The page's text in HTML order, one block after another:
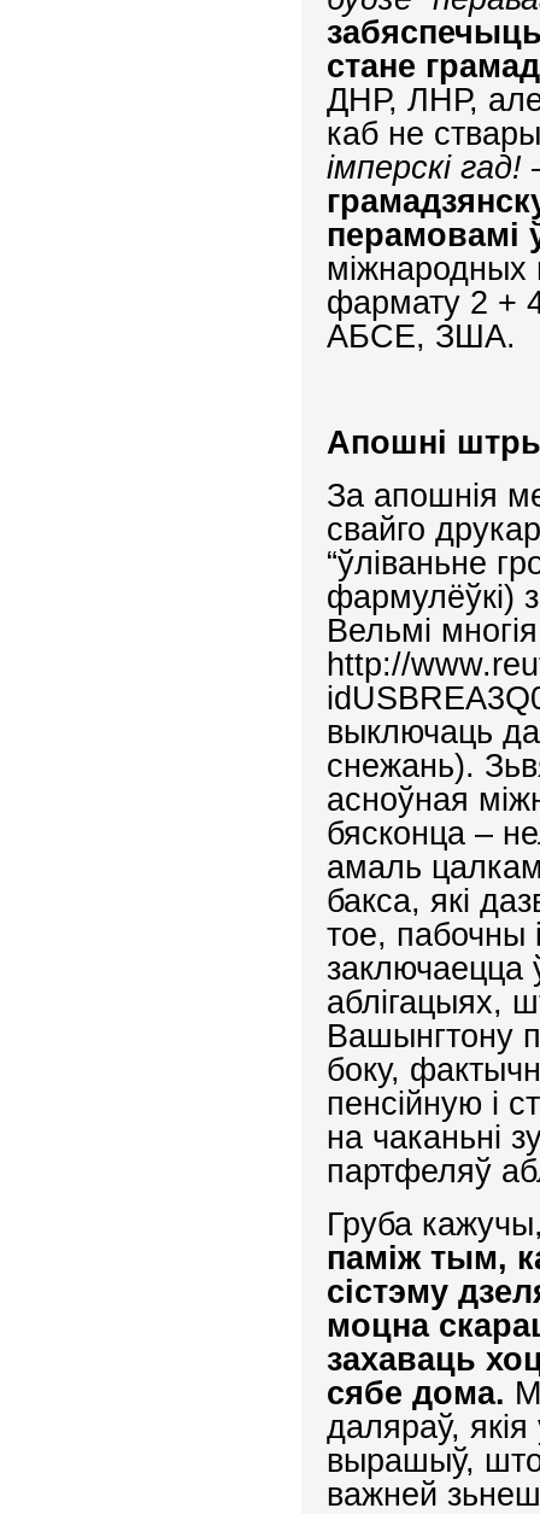
стане
ДНР, ЛНР, але
каб не
імперскі
перамовамі
міжнародных
фармату 2 +
АБСЕ, ЗША.
Апошні
За апошнія
свайго
“ўліваньне
фармулёўкі)
Вельмі
http://
выключаць
снежань).
асноўная
бясконца –
амаль
бакса, які
тое, пабочны
заключаецца
аблігацыях,
Вашынгтону
боку,
пенсійную і
на чаканьні
партфеляў
Груба
паміж тым,
сістэму
моцна
захаваць
сябе дома.
даляраў,
вырашыў, што
важней